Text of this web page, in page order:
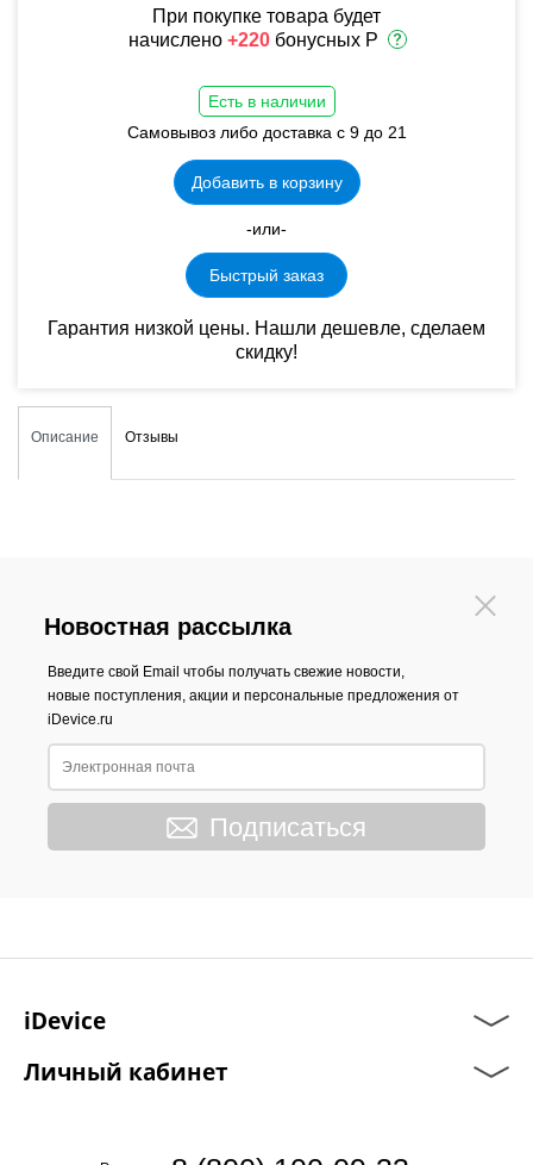
При покупке товара будет
начислено +220 бонусных Р
Есть в наличии
Самовывоз либо доставка с 9 до 21
Добавить в корзину
-или-
Быстрый заказ
Гарантия низкой цены. Нашли дешевле, сделаем
скидку!
Описание Отзывы
Новостная рассылка
Введите свой Email чтобы получать свежие новости,
новые поступления, акции и персональные предложения от
iDevice.ru
Подписаться
iDevice
Личный кабинет